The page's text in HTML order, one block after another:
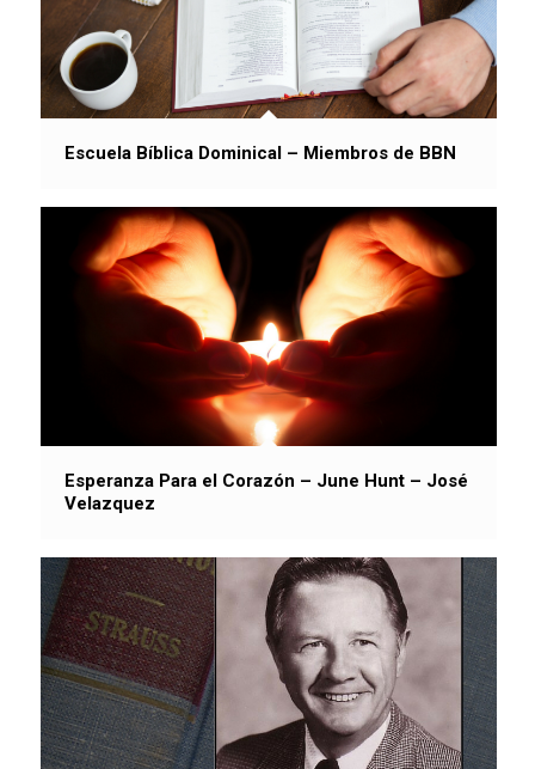
Escuela Bíblica Dominical – Miembros de BBN
Esperanza Para el Corazón – June Hunt – José
Velazquez